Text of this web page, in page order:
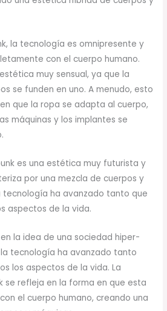
la tecnología es omnipresente y
con el cuerpo humano.
muy sensual, ya que la
se funden en uno. A menudo, esto
que la ropa se adapta al cuerpo,
máquinas y los implantes se
es una estética muy futurista y
por una mezcla de cuerpos y
tecnología ha avanzado tanto que
aspectos de la vida.
la idea de una sociedad hiper-
tecnología ha avanzado tanto
los aspectos de la vida. La
se refleja en la forma en que esta
el cuerpo humano, creando una